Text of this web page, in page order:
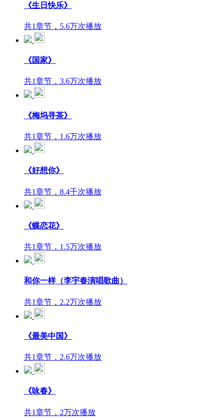
《生日快乐》
共1章节，5.6万次播放
《国家》
共1章节，3.6万次播放
《梅坞寻茶》
共1章节，1.6万次播放
《好想你》
共1章节，8.4千次播放
《蝶恋花》
共1章节，1.5万次播放
和你一样（李宇春演唱歌曲）
共1章节，2.2万次播放
《最美中国》
共1章节，2.6万次播放
《咏春》
共1章节，2万次播放